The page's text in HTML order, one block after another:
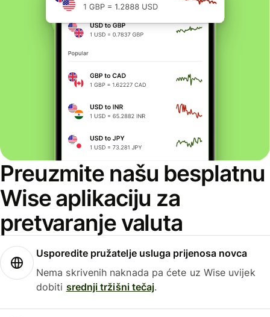
Preuzmite našu besplatnu
Wise aplikaciju za
pretvaranje valuta
Usporedite pružatelje usluga prijenosa novca
Nema skrivenih naknada pa ćete uz Wise uvijek
dobiti srednji tržišni tečaj.